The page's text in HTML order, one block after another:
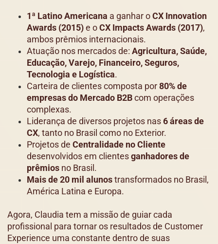
1ª Latino Americana a ganhar oCX Innovation
Awards (2015)e oCX Impacts Awards (2017),
ambos prêmios internacionais.
Atuação nos mercados de: Agricultura, Saúde,
Educação, Varejo, Financeiro, Seguros,
Tecnologia e Logística.
Carteira de clientes composta por80% de
empresas do Mercado B2Bcom operações
complexas.
Liderança de diversos projetos nas6 áreas de
CX, tanto no Brasil como no Exterior.
Projetos de Centralidade no Cliente
desenvolvidos em clientesganhadores de
prêmios no Brasil.
Mais de 20 mil alunostransformados no Brasil,
América Latina e Europa.
Agora, Claudia tem a missão de guiar cada
profissional para tornar os resultados de Customer
Experience uma constante dentro de suas